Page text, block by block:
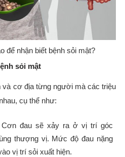
để nhận biết bệnh sỏi mật?
sỏi mật
và cơ địa từng người mà các triệu
cụ thể như:
đau sẽ xảy ra ở vị trí góc
thượng vị. Mức độ đau nặng
vị trí sỏi xuất hiện.